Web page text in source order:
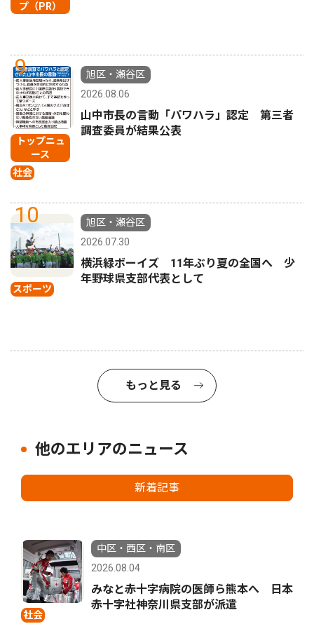
プ（PR）
9
トップニュ
ース
社会
旭区・瀬谷区
2026.08.06
山中市長の言動「パワハラ」認定 第三者
調査委員が結果公表
10
スポーツ
旭区・瀬谷区
2026.07.30
横浜緑ボーイズ 11年ぶり夏の全国へ 少
年野球県支部代表として
もっと見る
他のエリアのニュース
新着記事
社会
中区・西区・南区
2026.08.04
みなと赤十字病院の医師ら熊本へ 日本
赤十字社神奈川県支部が派遣